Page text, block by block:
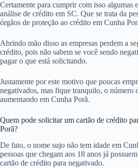
Certamente para cumprir com isso algumas
análise de crédito em SC. Que se trata da
órgãos de proteção ao crédito em Cunha
Abrindo mão disso as empresas perdem a
crédito, pois não sabem se você sendo
pagar o que está solicitando.
Justamente por este motivo que poucas
negativados, mas fique tranquilo, o número
aumentando em Cunha Porã.
Quem pode solicitar um cartão de crédito
Porã?
De fato, o nome sujo não tem idade em
pessoas que chegam aos 18 anos já
cartão de crédito para negativado.